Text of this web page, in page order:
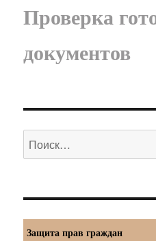
Проверка
документов
Искать:
Защита прав граждан